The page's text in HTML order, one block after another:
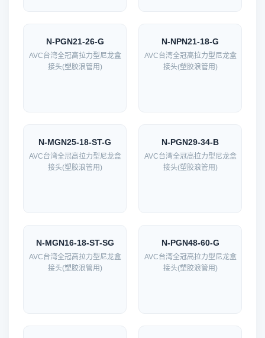
N-PGN21-26-G
AVC台湾全冠高拉力型尼龙盒
接头(塑胶浪管用)
N-NPN21-18-G
AVC台湾全冠高拉力型尼龙盒
接头(塑胶浪管用)
N-MGN25-18-ST-G
AVC台湾全冠高拉力型尼龙盒
接头(塑胶浪管用)
N-PGN29-34-B
AVC台湾全冠高拉力型尼龙盒
接头(塑胶浪管用)
N-MGN16-18-ST-SG
AVC台湾全冠高拉力型尼龙盒
接头(塑胶浪管用)
N-PGN48-60-G
AVC台湾全冠高拉力型尼龙盒
接头(塑胶浪管用)